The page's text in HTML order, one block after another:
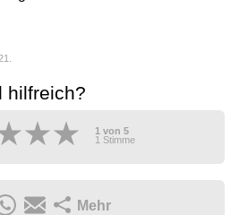
hilfreich?
1 von 5
1 Stimme
Mehr